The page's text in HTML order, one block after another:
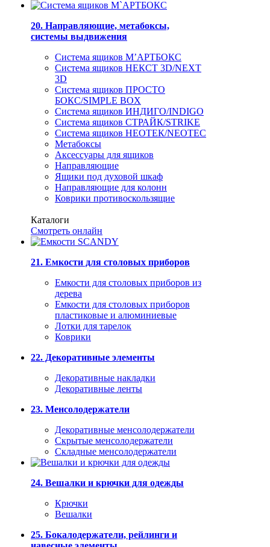
20. Направляющие, метабоксы,
системы выдвижения
Система ящиков М’АРТБОКС
Система ящиков НЕКСТ 3D/NEXT
3D
Система ящиков ПРОСТО
БОКС/SIMPLE BOX
Система ящиков ИНДИГО/INDIGO
Система ящиков СТРАЙК/STRIKE
Система ящиков НЕОТЕК/NEOTEC
Метабоксы
Аксессуары для ящиков
Направляющие
Ящики под духовой шкаф
Направляющие для колонн
Коврики противоскользящие
Каталоги
Смотреть онлайн
21. Емкости для столовых приборов
Емкости для столовых приборов из
дерева
Емкости для столовых приборов
пластиковые и алюминиевые
Лотки для тарелок
Коврики
22. Декоративные элементы
Декоративные накладки
Декоративные ленты
23. Менсолодержатели
Декоративные менсолодержатели
Скрытые менсолодержатели
Складные менсолодержатели
24. Вешалки и крючки для одежды
Крючки
Вешалки
25. Бокалодержатели, рейлинги и